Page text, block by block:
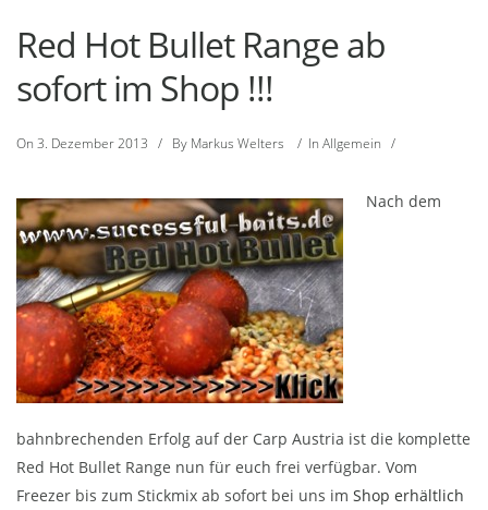
Red Hot Bullet Range ab
sofort im Shop !!!
On 3. Dezember 2013 / By Markus Welters / In Allgemein /
Nach dem
bahnbrechenden Erfolg auf der Carp Austria ist die komplette
Red Hot Bullet Range nun für euch frei verfügbar. Vom
Freezer bis zum Stickmix ab sofort bei uns im Shop erhältlich